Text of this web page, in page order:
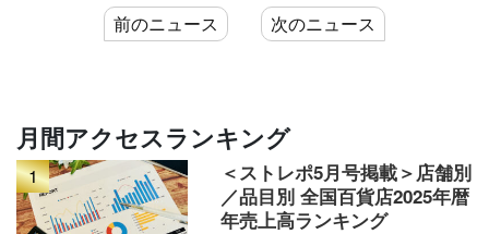
前のニュース 次のニュース
月間アクセスランキング
1
＜ストレポ5月号掲載＞店舗別
／品目別 全国百貨店2025年暦
年売上高ランキング